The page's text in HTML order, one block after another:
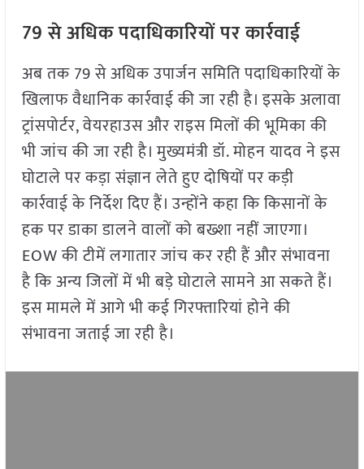
79 से अधिक पदाधिकारियों पर कार्रवाई
अब तक 79 से अधिक उपार्जन समिति पदाधिकारियों के
खिलाफ वैधानिक कार्रवाई की जा रही है। इसके अलावा
ट्रांसपोर्टर, वेयरहाउस और राइस मिलों की भूमिका की
भी जांच की जा रही है। मुख्यमंत्री डॉ. मोहन यादव ने इस
घोटाले पर कड़ा संज्ञान लेते हुए दोषियों पर कड़ी
कार्रवाई के निर्देश दिए हैं। उन्होंने कहा कि किसानों के
हक पर डाका डालने वालों को बख्शा नहीं जाएगा।
EOW की टीमें लगातार जांच कर रही हैं और संभावना
है कि अन्य जिलों में भी बड़े घोटाले सामने आ सकते हैं।
इस मामले में आगे भी कई गिरफ्तारियां होने की
संभावना जताई जा रही है।